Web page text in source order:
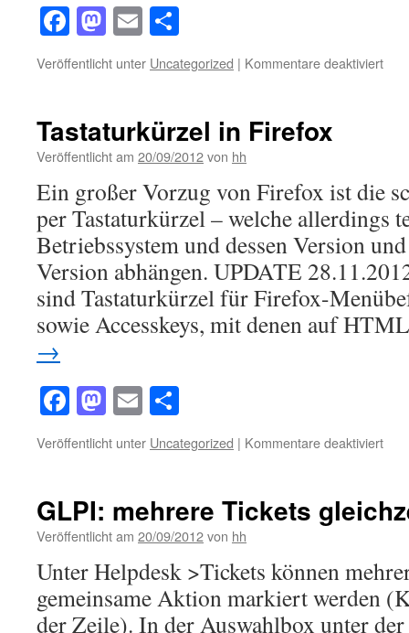
Facebook
Mastodon
Email
Veröffentlicht unter Uncategorized | Kommentare deaktiviertfür
Tastaturkürzel in Firefox
Veröffentlicht am 20/09/2012von hh
Ein großer Vorzug von Firefox ist die
per Tastaturkürzel – welche allerdings
Betriebssystem und dessen Version
Version abhängen. UPDATE
sind Tastaturkürzel für Firefox-
sowie Accesskeys, mit denen auf
→
Facebook
Mastodon
Email
Veröffentlicht unter Uncategorized | Kommentare deaktiviertfür
GLPI: mehrere Tickets
Veröffentlicht am 20/09/2012von hh
Unter Helpdesk >Tickets können
gemeinsame Aktion markiert werden
der Zeile). In der Auswahlbox unter